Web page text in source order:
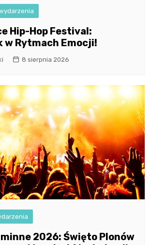
Hip-Hop Festival:
w Rytmach Emocji!
8 sierpnia 2026
2026: Święto Plonów